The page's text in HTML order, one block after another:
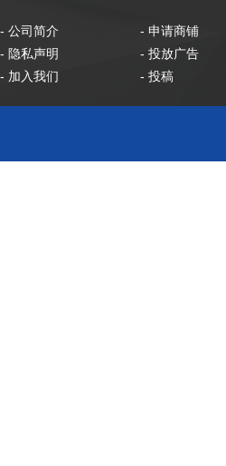
- 公司简介
- 隐私声明
- 加入我们
- 申请商铺
- 投放广告
- 投稿